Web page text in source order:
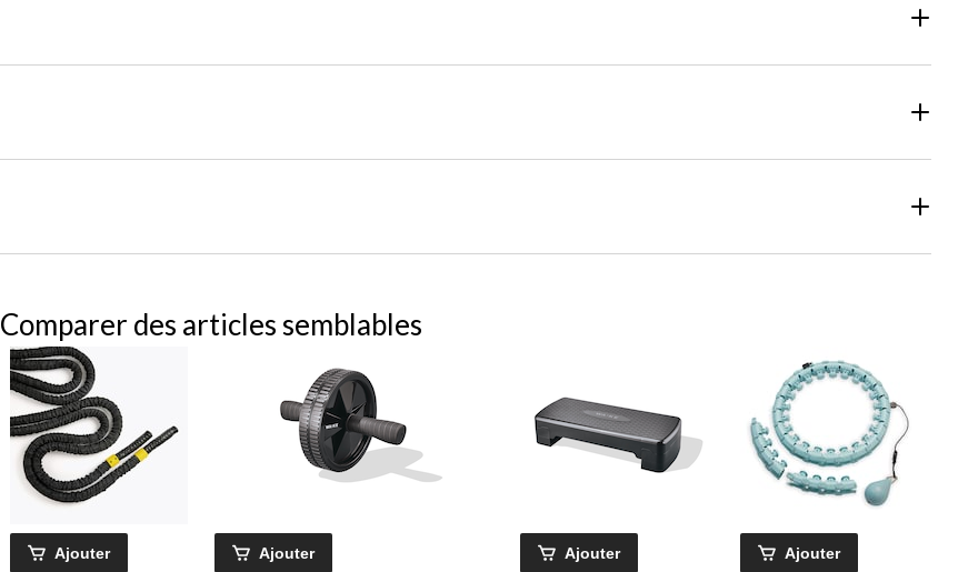
Comparer des articles semblables
Ajouter Ajouter Ajouter Ajouter